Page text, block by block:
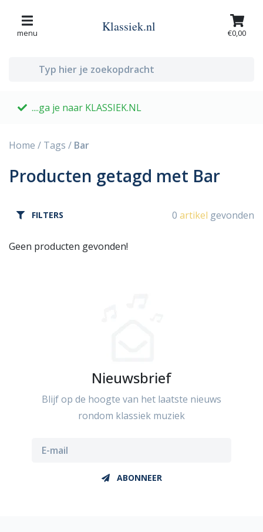
menu Klassiek.nl €0,00
....ga je naar KLASSIEK.NL
Home / Tags / Bar
Producten getagd met Bar
FILTERS 0 artikel gevonden
Geen producten gevonden!
Nieuwsbrief
Blijf op de hoogte van het laatste nieuws
rondom klassiek muziek
ABONNEER